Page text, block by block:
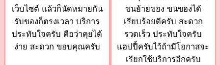
เว็บไซต์ แล้วก็นัดหมายกัน
รับของก็ตรงเวลา บริการ
ประทับใจครับ คือว่าคุยได้
ง่าย สะดวก ขอบคุณครับ
ขนย้ายของ ขนของได้
เรียบร้อยดีครับ สะดวก
รวดเร็ว ประทับใจครับ
แฮปปี้ครับไว้ถ้ามีโอกาสจะ
เรียกใช้บริการอีกครับ